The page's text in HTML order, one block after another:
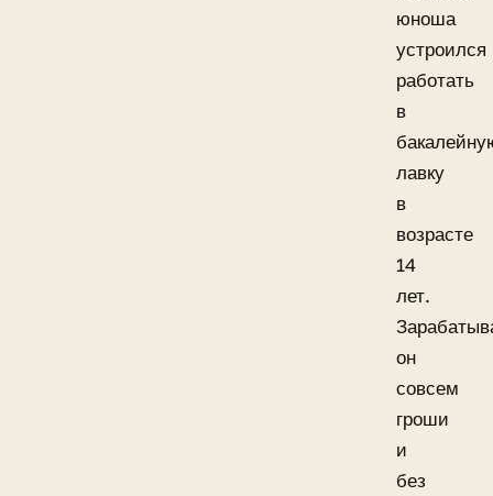
юноша
устроился
работать
в
лавку
в
возрасте
14
лет.
он
совсем
гроши
и
без